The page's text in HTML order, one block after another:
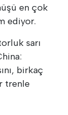
en çok
ediyor.
sarı
birkaç
trenle